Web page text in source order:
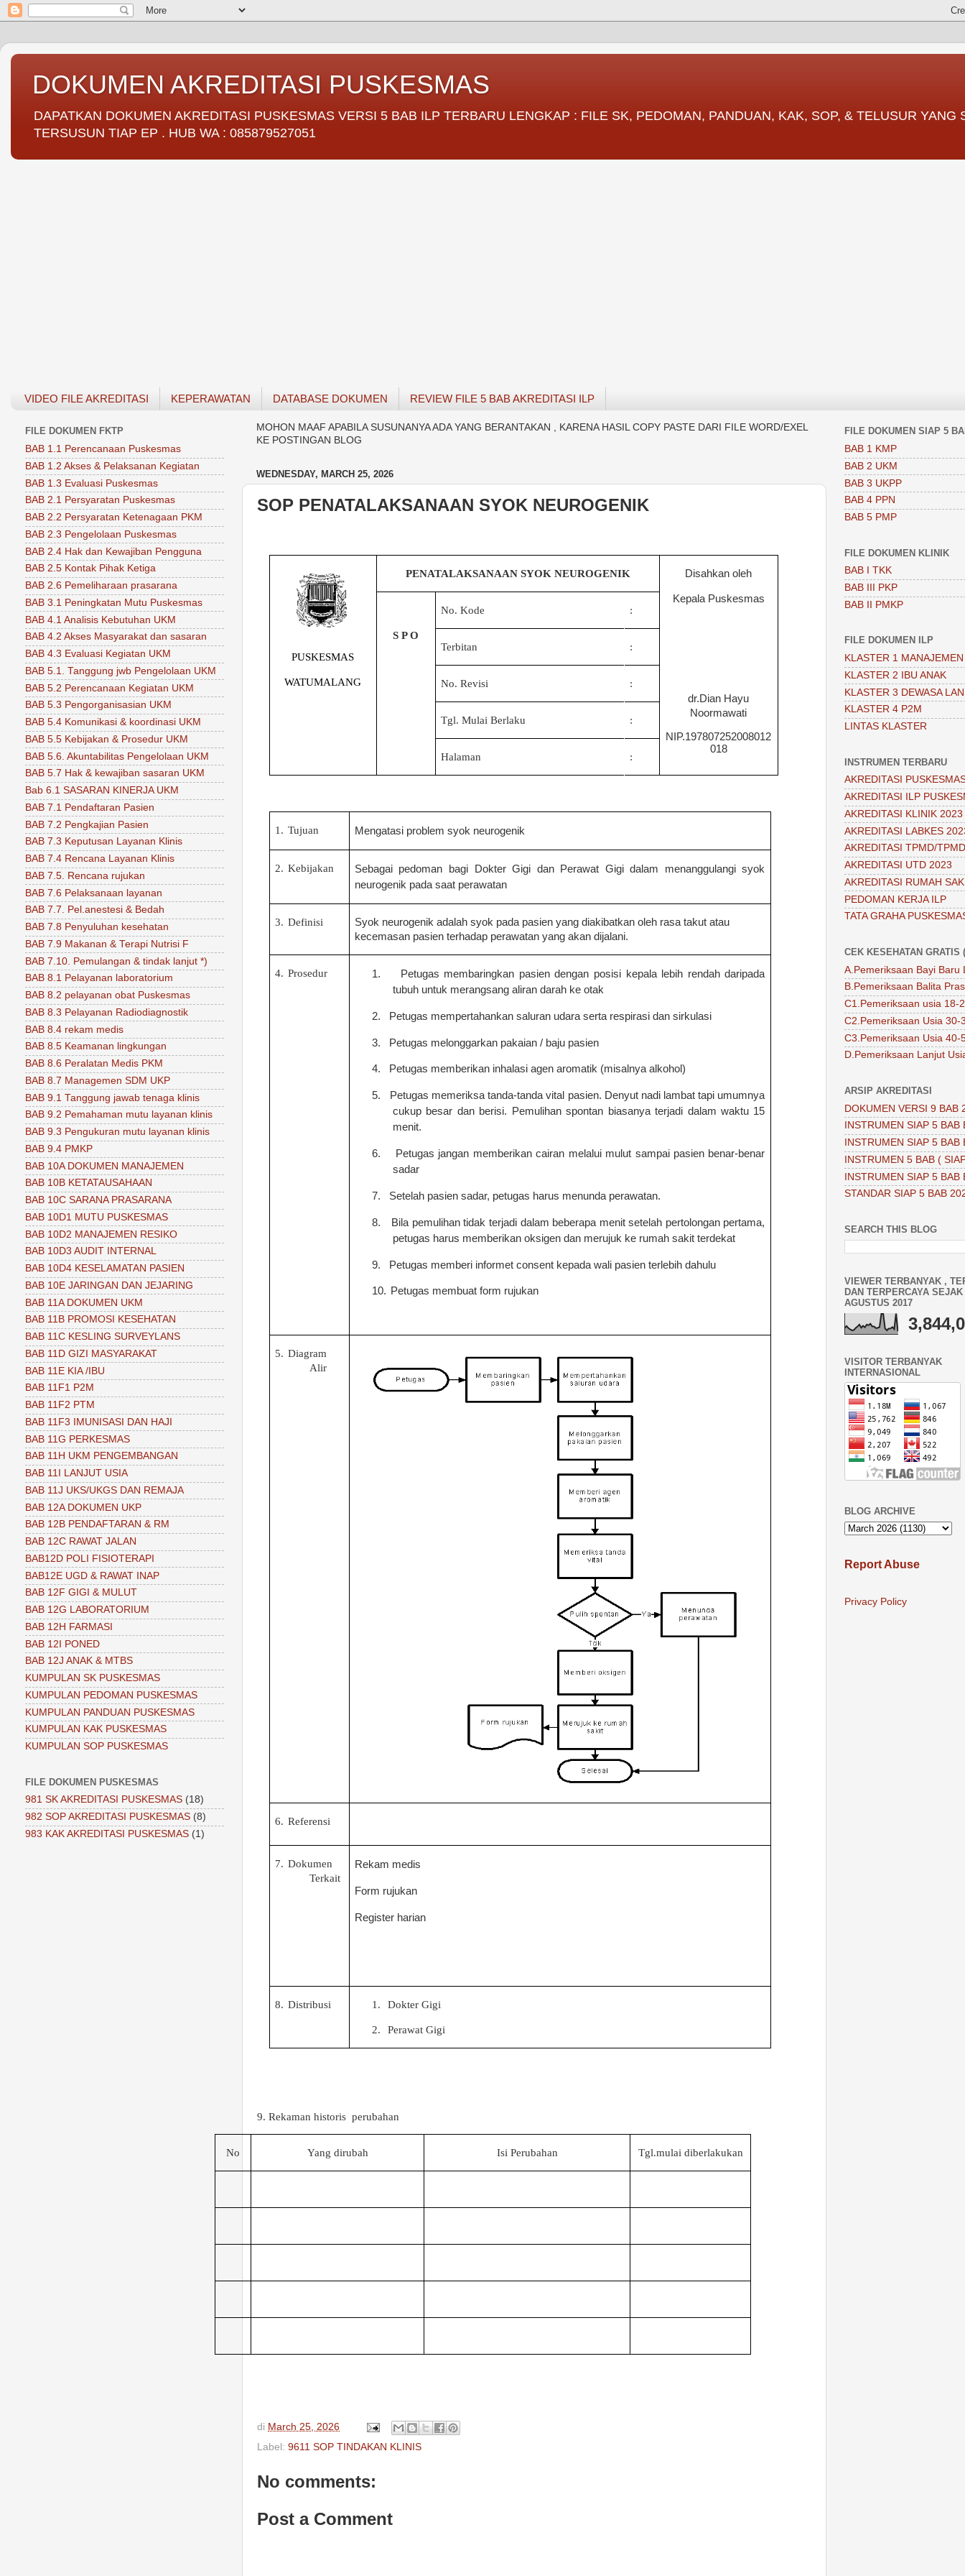
DOKUMEN AKREDITASI PUSKESMAS
DAPATKAN DOKUMEN AKREDITASI PUSKESMAS VERSI 5 BAB ILP TERBARU LENGKAP : FILE SK, PEDOMAN, PANDUAN, KAK, SOP, & TELUSUR YANG
TERSUSUN TIAP EP . HUB WA : 085879527051
VIDEO FILE AKREDITASI KEPERAWATAN DATABASE DOKUMEN REVIEW FILE 5 BAB AKREDITASI ILP
MOHON MAAF APABILA SUSUNANYA ADA YANG BERANTAKAN , KARENA HASIL COPY PASTE DARI FILE WORD/EXEL
KE POSTINGAN BLOG
WEDNESDAY, MARCH 25, 2026
SOP PENATALAKSANAAN SYOK NEUROGENIK
PUSKESMAS
WATUMALANG
PENATALAKSANAAN SYOK NEUROGENIK Disahkan oleh
Kepala Puskesmas
dr.Dian Hayu
Noormawati
NIP.197807252008012
018
S P O
No. Kode :
Terbitan :
No. Revisi :
Tgl. Mulai Berlaku :
Halaman :
1. Tujuan Mengatasi problem syok neurogenik
2. Kebijakan
Sebagai pedoman bagi Dokter Gigi dan Perawat Gigi dalam menanggulangi syok
neurogenik pada saat perawatan
3. Definisi
Syok neurogenik adalah syok pada pasien yang diakibatkan oleh rasa takut atau
kecemasan pasien terhadap perawatan yang akan dijalani.
4. Prosedur 1.
Petugas membaringkan pasien dengan posisi kepala lebih rendah daripada
tubuh untuk merangsang aliran darah ke otak
2. Petugas mempertahankan saluran udara serta respirasi dan sirkulasi
3. Petugas melonggarkan pakaian / baju pasien
4. Petugas memberikan inhalasi agen aromatik (misalnya alkohol)
5.
Petugas memeriksa tanda-tanda vital pasien. Denyut nadi lambat tapi umumnya
cukup besar dan berisi.
Pemulihan spontan biasanya terjadi dalam waktu 15
menit.
6. Petugas jangan memberikan cairan melalui mulut sampai pasien benar-benar
sadar
7. Setelah pasien sadar, petugas harus menunda perawatan.
8.
Bila pemulihan tidak terjadi dalam beberapa menit setelah pertolongan pertama,
petugas harus memberikan oksigen dan merujuk ke rumah sakit terdekat
9. Petugas memberi informet consent kepada wali pasien terlebih dahulu
10. Petugas membuat form rujukan
5. Diagram
Alir
6. Referensi
7. Dokumen
Terkait
Rekam medis
Form rujukan
Register harian
8. Distribusi 1. Dokter Gigi
2. Perawat Gigi
9. Rekaman historis perubahan
No Yang dirubah Isi Perubahan Tgl.mulai diberlakukan
di March 25, 2026
Label: 9611 SOP TINDAKAN KLINIS
No comments:
Post a Comment
FILE DOKUMEN FKTP
BAB 1.1 Perencanaan Puskesmas
BAB 1.2 Akses & Pelaksanan Kegiatan
BAB 1.3 Evaluasi Puskesmas
BAB 2.1 Persyaratan Puskesmas
BAB 2.2 Persyaratan Ketenagaan PKM
BAB 2.3 Pengelolaan Puskesmas
BAB 2.4 Hak dan Kewajiban Pengguna
BAB 2.5 Kontak Pihak Ketiga
BAB 2.6 Pemeliharaan prasarana
BAB 3.1 Peningkatan Mutu Puskesmas
BAB 4.1 Analisis Kebutuhan UKM
BAB 4.2 Akses Masyarakat dan sasaran
BAB 4.3 Evaluasi Kegiatan UKM
BAB 5.1. Tanggung jwb Pengelolaan UKM
BAB 5.2 Perencanaan Kegiatan UKM
BAB 5.3 Pengorganisasian UKM
BAB 5.4 Komunikasi & koordinasi UKM
BAB 5.5 Kebijakan & Prosedur UKM
BAB 5.6. Akuntabilitas Pengelolaan UKM
BAB 5.7 Hak & kewajiban sasaran UKM
Bab 6.1 SASARAN KINERJA UKM
BAB 7.1 Pendaftaran Pasien
BAB 7.2 Pengkajian Pasien
BAB 7.3 Keputusan Layanan Klinis
BAB 7.4 Rencana Layanan Klinis
BAB 7.5. Rencana rujukan
BAB 7.6 Pelaksanaan layanan
BAB 7.7. Pel.anestesi & Bedah
BAB 7.8 Penyuluhan kesehatan
BAB 7.9 Makanan & Terapi Nutrisi F
BAB 7.10. Pemulangan & tindak lanjut *)
BAB 8.1 Pelayanan laboratorium
BAB 8.2 pelayanan obat Puskesmas
BAB 8.3 Pelayanan Radiodiagnostik
BAB 8.4 rekam medis
BAB 8.5 Keamanan lingkungan
BAB 8.6 Peralatan Medis PKM
BAB 8.7 Managemen SDM UKP
BAB 9.1 Tanggung jawab tenaga klinis
BAB 9.2 Pemahaman mutu layanan klinis
BAB 9.3 Pengukuran mutu layanan klinis
BAB 9.4 PMKP
BAB 10A DOKUMEN MANAJEMEN
BAB 10B KETATAUSAHAAN
BAB 10C SARANA PRASARANA
BAB 10D1 MUTU PUSKESMAS
BAB 10D2 MANAJEMEN RESIKO
BAB 10D3 AUDIT INTERNAL
BAB 10D4 KESELAMATAN PASIEN
BAB 10E JARINGAN DAN JEJARING
BAB 11A DOKUMEN UKM
BAB 11B PROMOSI KESEHATAN
BAB 11C KESLING SURVEYLANS
BAB 11D GIZI MASYARAKAT
BAB 11E KIA /IBU
BAB 11F1 P2M
BAB 11F2 PTM
BAB 11F3 IMUNISASI DAN HAJI
BAB 11G PERKESMAS
BAB 11H UKM PENGEMBANGAN
BAB 11I LANJUT USIA
BAB 11J UKS/UKGS DAN REMAJA
BAB 12A DOKUMEN UKP
BAB 12B PENDAFTARAN & RM
BAB 12C RAWAT JALAN
BAB12D POLI FISIOTERAPI
BAB12E UGD & RAWAT INAP
BAB 12F GIGI & MULUT
BAB 12G LABORATORIUM
BAB 12H FARMASI
BAB 12I PONED
BAB 12J ANAK & MTBS
KUMPULAN SK PUSKESMAS
KUMPULAN PEDOMAN PUSKESMAS
KUMPULAN PANDUAN PUSKESMAS
KUMPULAN KAK PUSKESMAS
KUMPULAN SOP PUSKESMAS
FILE DOKUMEN PUSKESMAS
981 SK AKREDITASI PUSKESMAS (18)
982 SOP AKREDITASI PUSKESMAS (8)
983 KAK AKREDITASI PUSKESMAS (1)
FILE DOKUMEN SIAP 5
BAB 1 KMP
BAB 2 UKM
BAB 3 UKPP
BAB 4 PPN
BAB 5 PMP
FILE DOKUMEN KLINIK
BAB I TKK
BAB III PKP
BAB II PMKP
FILE DOKUMEN ILP
KLASTER 1 MANAJEMEN
KLASTER 2 IBU ANAK
KLASTER 3 DEWASA
KLASTER 4 P2M
LINTAS KLASTER
INSTRUMEN TERBARU
AKREDITASI
AKREDITASI ILP
AKREDITASI KLINIK 2023
AKREDITASI LABKES
AKREDITASI TPMD/
AKREDITASI UTD 2023
AKREDITASI RUMAH
PEDOMAN KERJA ILP
TATA GRAHA
CEK KESEHATAN GRATIS
A.Pemeriksaan Bayi Baru
B.Pemeriksaan Balita
C1.Pemeriksaan usia 18-
C2.Pemeriksaan Usia 30-
C3.Pemeriksaan Usia 40-
D.Pemeriksaan Lanjut
ARSIP AKREDITASI
DOKUMEN VERSI 9 BAB
INSTRUMEN SIAP 5 BAB
INSTRUMEN SIAP 5 BAB
INSTRUMEN 5 BAB (
INSTRUMEN SIAP 5 BAB
STANDAR SIAP 5 BAB
SEARCH THIS BLOG
VIEWER TERBANYAK ,
DAN TERPERCAYA SEJAK
AGUSTUS 2017
VISITOR TERBANYAK
INTERNASIONAL
BLOG ARCHIVE
Report Abuse
Privacy Policy